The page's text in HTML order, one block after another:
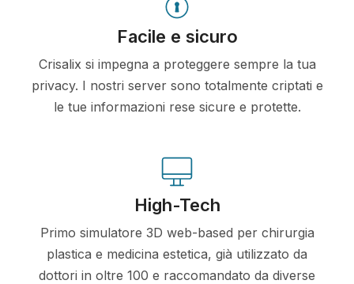
Facile e sicuro
Crisalix si impegna a proteggere sempre la tua
privacy. I nostri server sono totalmente criptati e
le tue informazioni rese sicure e protette.
High-Tech
Primo simulatore 3D web-based per chirurgia
plastica e medicina estetica, già utilizzato da
dottori in oltre 100 e raccomandato da diverse